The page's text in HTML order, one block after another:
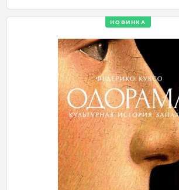
НОВИНКА